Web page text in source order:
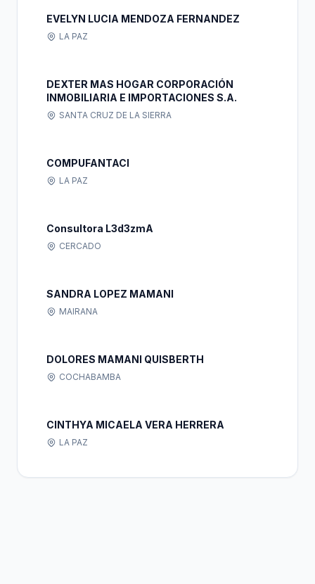
EVELYN LUCIA MENDOZA FERNANDEZ
LA PAZ
DEXTER MAS HOGAR CORPORACIÓN
INMOBILIARIA E IMPORTACIONES S.A.
SANTA CRUZ DE LA SIERRA
COMPUFANTACI
LA PAZ
Consultora L3d3zmA
CERCADO
SANDRA LOPEZ MAMANI
MAIRANA
DOLORES MAMANI QUISBERTH
COCHABAMBA
CINTHYA MICAELA VERA HERRERA
LA PAZ